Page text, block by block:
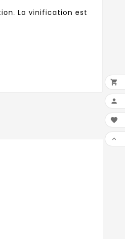
La vinification est



